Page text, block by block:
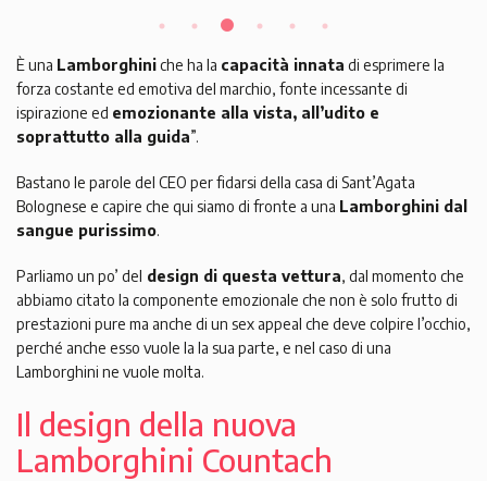
È una Lamborghiniche ha la capacità innata di esprimere la
forza costante ed emotiva del marchio, fonte incessante di
ispirazione ed emozionante alla vista, all’udito e
soprattutto alla guida”.
Bastano le parole del CEO per fidarsi della casa di Sant’Agata
Bolognese e capire che qui siamo di fronte a una Lamborghini dal
sangue purissimo.
Parliamo un po’ del design di questa vettura, dal momento che
abbiamo citato la componente emozionale che non è solo frutto di
prestazioni pure ma anche di un sex appeal che deve colpire l’occhio,
perché anche esso vuole la la sua parte, e nel caso di una
Lamborghini ne vuole molta.
Il design della nuova
Lamborghini Countach